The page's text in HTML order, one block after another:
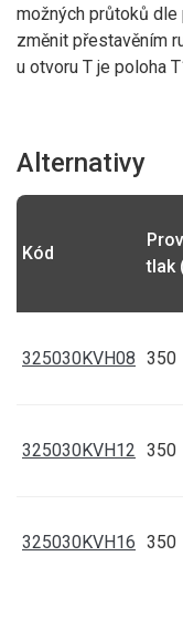
možných průtoků dle
změnit přestavěním
u otvoru T je poloha
Alternativy
Kód
tlak
325030KVH08 350
325030KVH12 350
325030KVH16 350